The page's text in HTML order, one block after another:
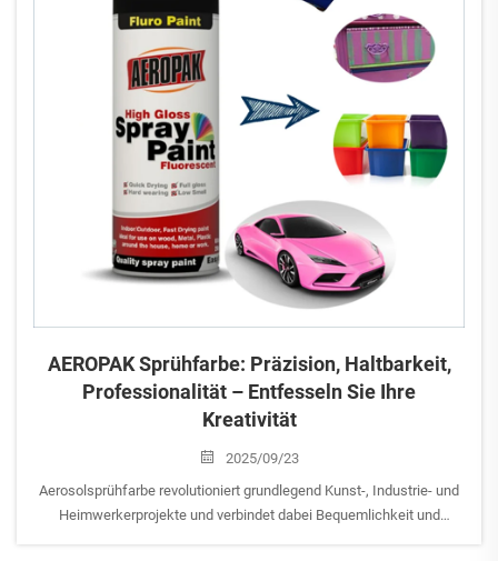
AEROPAK Sprühfarbe: Präzision, Haltbarkeit,
Professionalität – Entfesseln Sie Ihre
Kreativität
2025/09/23
Aerosolsprühfarbe revolutioniert grundlegend Kunst-, Industrie- und
Heimwerkerprojekte und verbindet dabei Bequemlichkeit und